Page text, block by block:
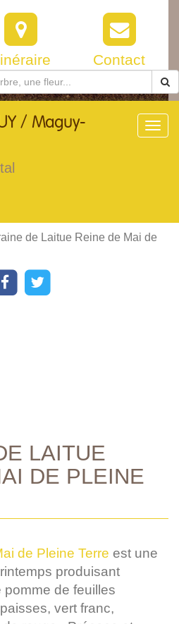
Contact
/ Maguy-
de Laitue Reine de Mai de
LAITUE
DE PLEINE
de Pleine Terre est une
produisant
de feuilles
vert franc,